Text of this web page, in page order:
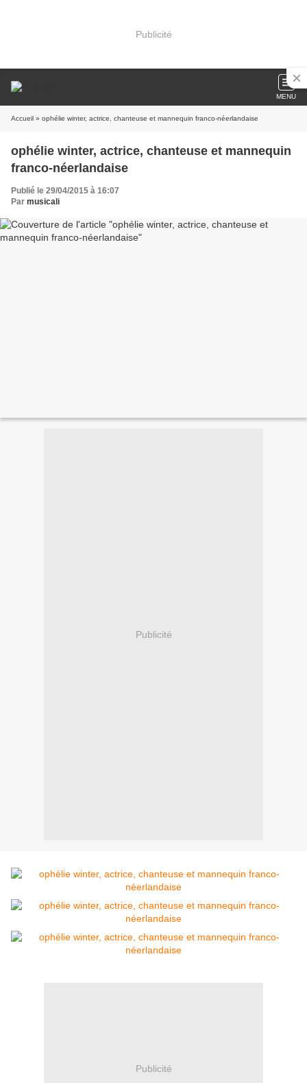
Publicité
MENU
Accueil » ophélie winter, actrice, chanteuse et mannequin franco-néerlandaise
ophélie winter, actrice, chanteuse et mannequin
franco-néerlandaise
Publié le 29/04/2015 à 16:07
Par musicali
Publicité
Publicité